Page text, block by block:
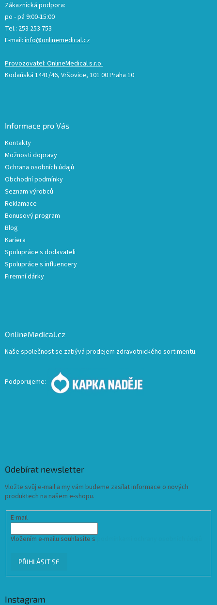
Zákaznická podpora:
po - pá 9:00-15:00
Tel.: 253 253 753
E-mail: info@onlinemedical.cz
Provozovatel: OnlineMedical s.r.o.
Kodaňská 1441/46, Vršovice, 101 00 Praha 10
Informace pro Vás
Kontakty
Možnosti dopravy
Ochrana osobních údajů
Obchodní podmínky
Seznam výrobců
Reklamace
Bonusový program
Blog
Kariera
Spolupráce s dodavateli
Spolupráce s influencery
Firemní dárky
OnlineMedical.cz
Naše společnost se zabývá prodejem zdravotnického sortimentu.
Podporujeme:
Odebírat newsletter
Vložte svůj e-mail a my vám budeme zasílat informace o nových
produktech na našem e-shopu.
E-mail
Vložením e-mailu souhlasíte s
PŘIHLÁSIT SE
Instagram